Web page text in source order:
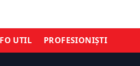
UTIL PROFESIONIȘTI